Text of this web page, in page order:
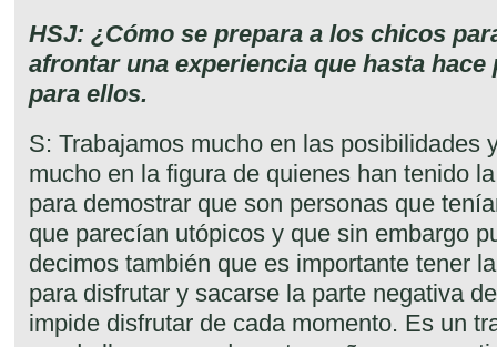
HSJ: ¿Cómo se prepara a los chicos
afrontar una experiencia que hasta hace
para ellos.
S: Trabajamos mucho en las posibilidades
mucho en la figura de quienes han tenido
para demostrar que son personas que
que parecían utópicos y que sin embargo
decimos también que es importante tener
para disfrutar y sacarse la parte negativa
impide disfrutar de cada momento. Es un